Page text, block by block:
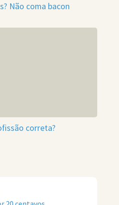
Não coma bacon
correta?